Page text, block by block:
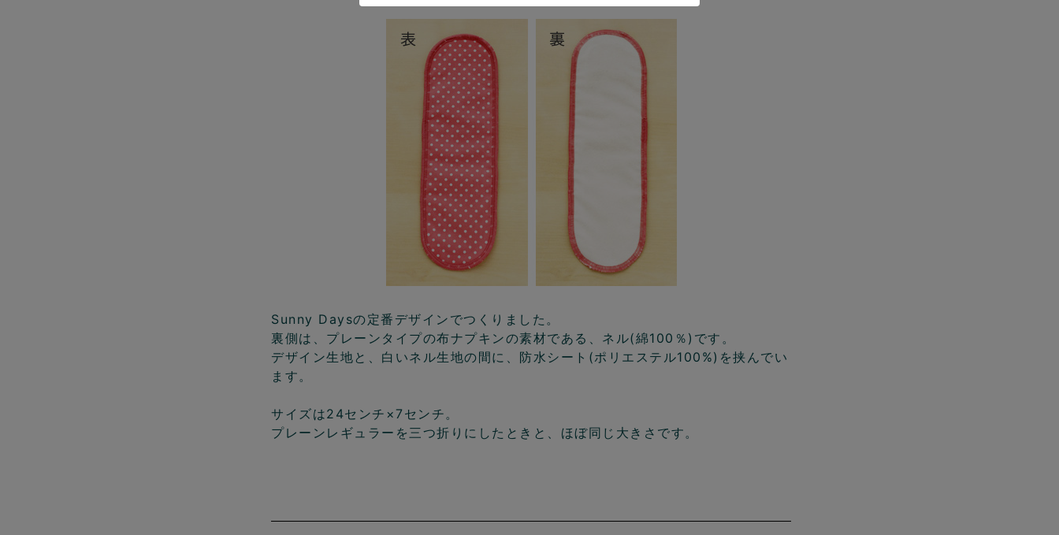
Sunny Daysの定番デザインでつくりました。
裏側は、プレーンタイプの布ナプキンの素材である、ネル(綿100％)です。
デザイン生地と、白いネル生地の間に、防水シート(ポリエステル100%)を挟んでい
ます。
サイズは24センチ×7センチ。
プレーンレギュラーを三つ折りにしたときと、ほぼ同じ大きさです。